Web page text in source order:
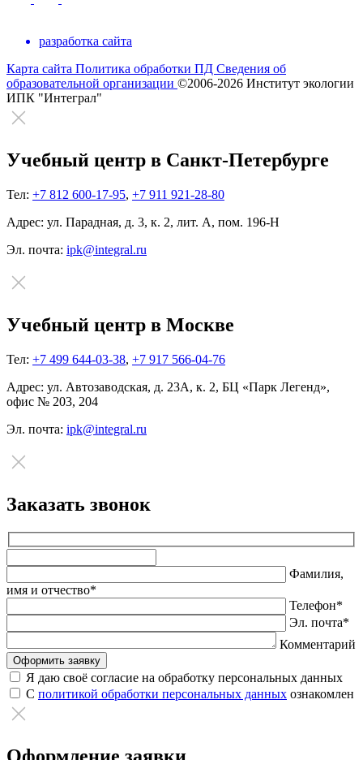
разработка сайта
Карта сайта Политика обработки ПД Сведения об
образовательной организации ©2006-2026 Институт экологии
ИПК "Интеграл"
Учебный центр в Санкт-Петербурге
Тел: +7 812 600-17-95, +7 911 921-28-80
Адрес: ул. Парадная, д. 3, к. 2, лит. А, пом. 196-Н
Эл. почта: ipk@integral.ru
Учебный центр в Москве
Тел: +7 499 644-03-38, +7 917 566-04-76
Адрес: ул. Автозаводская, д. 23А, к. 2, БЦ «Парк Легенд»,
офис № 203, 204
Эл. почта: ipk@integral.ru
Заказать звонок
это
поле
пустым.
Фамилия,
имя и отчество*
Телефон*
Эл. почта*
Комментарий
Я даю своё согласие на обработку персональных данных
С политикой обработки персональных данных ознакомлен